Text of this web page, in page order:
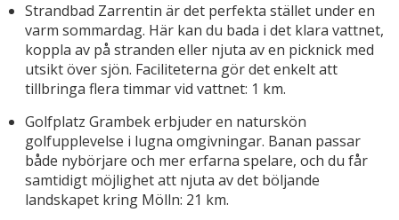
Strandbad Zarrentin är det perfekta stället under en
varm sommardag. Här kan du bada i det klara vattnet,
koppla av på stranden eller njuta av en picknick med
utsikt över sjön. Faciliteterna gör det enkelt att
tillbringa flera timmar vid vattnet: 1 km.
Golfplatz Grambek erbjuder en naturskön
golfupplevelse i lugna omgivningar. Banan passar
både nybörjare och mer erfarna spelare, och du får
samtidigt möjlighet att njuta av det böljande
landskapet kring Mölln: 21 km.